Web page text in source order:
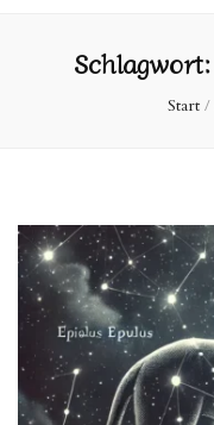
Schlagwort:
Start /